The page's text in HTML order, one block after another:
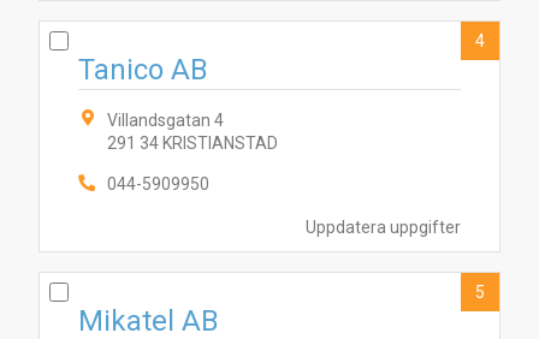
Uppdatera uppgifter
Tanico AB
Villandsgatan 4
291 34 KRISTIANSTAD
044-5909950
4
Mikatel AB
5